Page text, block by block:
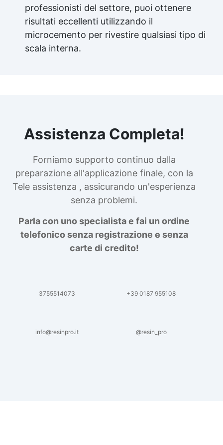
professionisti del settore, puoi ottenere
risultati eccellenti utilizzando il
microcemento per rivestire qualsiasi tipo di
scala interna.
Assistenza Completa!
Forniamo supporto continuo dalla
preparazione all'applicazione finale, con la
Tele assistenza , assicurando un'esperienza
senza problemi.
Parla con uno specialista e fai un ordine
telefonico senza registrazione e senza
carte di credito!
3755514073 +39 0187 955108
info@resinpro.it @resin_pro